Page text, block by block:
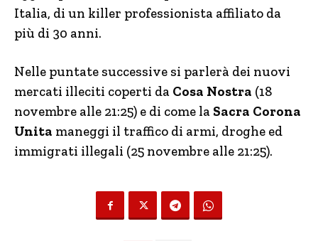
Italia, di un killer professionista affiliato da
più di 30 anni.
Nelle puntate successive si parlerà dei nuovi
mercati illeciti coperti da Cosa Nostra (18
novembre alle 21:25) e di come la Sacra Corona
Unita maneggi il traffico di armi, droghe ed
immigrati illegali (25 novembre alle 21:25).